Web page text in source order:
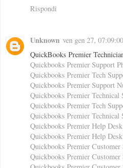
Rispondi
Unknown ven gen 27,
QuickBooks Premier
Quickbooks Premier Support
Quickbooks Premier Tech
Quickbooks Premier Support
Quickbooks Premier Technical
Quickbooks Premier Tech
Quickbooks Premier Technical
Quickbooks Premier Help
Quickbooks Premier Help
Quickbooks Premier Customer
Quickbooks Premier Customer